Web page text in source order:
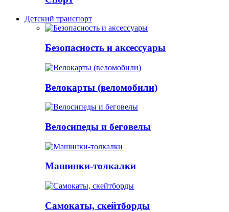
Детский транспорт
Безопасность и аксессуары
Велокарты (веломобили)
Велосипеды и беговелы
Машинки-толкалки
Самокаты, скейтборды